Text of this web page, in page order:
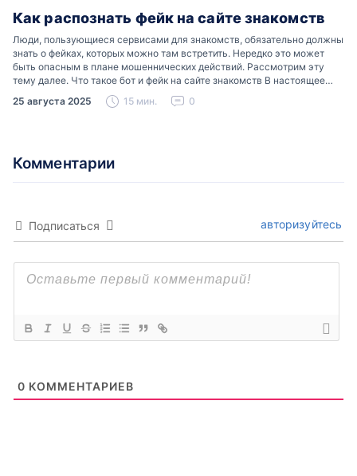
Как распознать фейк на сайте знакомств
Люди, пользующиеся сервисами для знакомств, обязательно должны
знать о фейках, которых можно там встретить. Нередко это может
быть опасным в плане мошеннических действий. Рассмотрим эту
тему далее. Что такое бот и фейк на сайте знакомств В настоящее
время можно встретить свою…
25 августа 2025 15 мин. 0
Комментарии
Подписаться авторизуйтесь
0 КОММЕНТАРИЕВ